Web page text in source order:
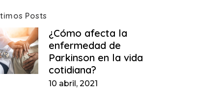
Posts
¿Cómo afecta la
enfermedad de
Parkinson en la vida
cotidiana?
10 abril, 2021